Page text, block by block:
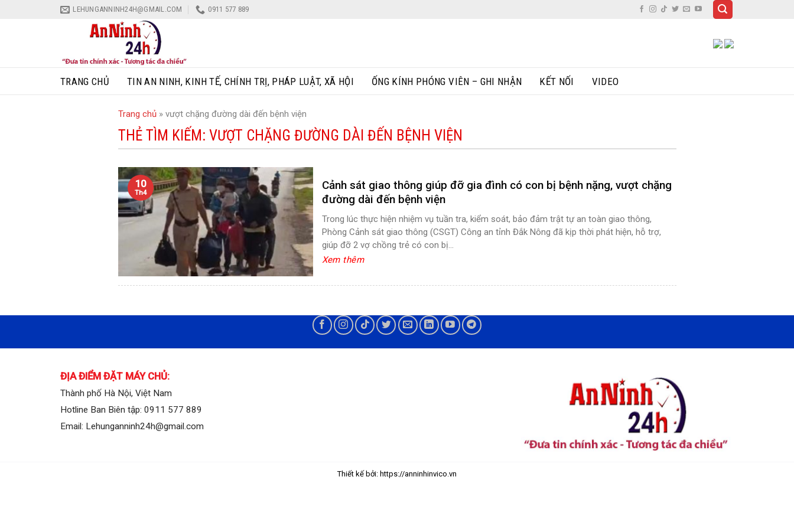
LEHUNGANNINH24H@GMAIL.COM 0911 577 889
TRANG CHỦ TIN AN NINH, KINH TẾ, CHÍNH TRỊ, PHÁP LUẬT, XÃ HỘI ỐNG KÍNH PHÓNG VIÊN – GHI NHẬN KẾT NỐI VIDEO
Trang chủ» vượt chặng đường dài đến bệnh viện
THẺ TÌM KIẾM: VƯỢT CHẶNG ĐƯỜNG DÀI ĐẾN BỆNH VIỆN
Cảnh sát giao thông giúp đỡ gia đình có con bị bệnh nặng, vượt chặng
đường dài đến bệnh viện
Trong lúc thực hiện nhiệm vụ tuần tra, kiểm soát, bảo đảm trật tự an toàn giao thông,
Phòng Cảnh sát giao thông (CSGT) Công an tỉnh Đắk Nông đã kịp thời phát hiện, hỗ trợ,
giúp đỡ 2 vợ chồng trẻ có con bị...
Xem thêm
10
Th4
ĐỊA ĐIỂM ĐẶT MÁY CHỦ:
Thành phố Hà Nội, Việt Nam
Hotline Ban Biên tập: 0911 577 889
Email: Lehunganninh24h@gmail.com
Thiết kế bởi: https://anninhinvico.vn